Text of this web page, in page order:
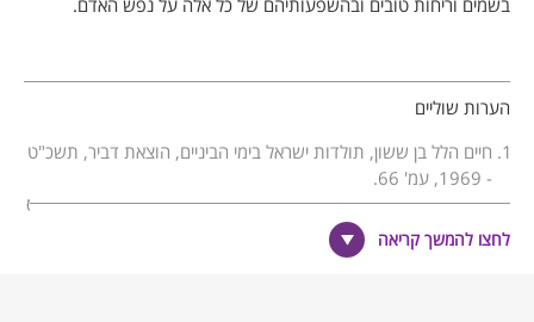
בשמים וריחות טובים ובהשפעותיהם של כל אלה על נפש האדם.
הערות שוליים
חיים הלל בן ששון, תולדות ישראל בימי הביניים, הוצאת דביר, תשכ"ט
- 1969, עמ' 66.
לשכל האנושי שלושה מקורות ידע כלליים: המוחש - מה שאדם תופס
בחושיו; המושכל - מה שאדם תופס בשכלו באופן בלתי אמצעי
ואינטואיטיבי; והמוקש - מה שאדם למד מן המוחש בדרך ההיקש
לחצו להמשך קריאה